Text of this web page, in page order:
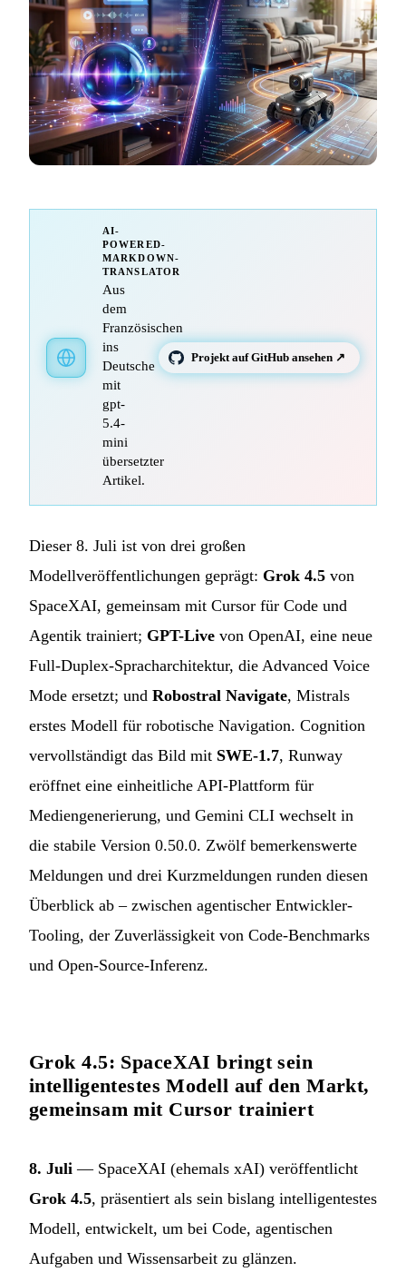
AI-
POWERED-
MARKDOWN-
TRANSLATOR
Aus
dem
Französischen
ins
Deutsche
mit
gpt-
5.4-
mini
übersetzter
Artikel.
Projekt auf GitHub ansehen ↗
Dieser 8. Juli ist von drei großen
Modellveröffentlichungen geprägt: Grok 4.5 von
SpaceXAI, gemeinsam mit Cursor für Code und
Agentik trainiert; GPT-Live von OpenAI, eine neue
Full-Duplex-Spracharchitektur, die Advanced Voice
Mode ersetzt; und Robostral Navigate, Mistrals
erstes Modell für robotische Navigation. Cognition
vervollständigt das Bild mit SWE-1.7, Runway
eröffnet eine einheitliche API-Plattform für
Mediengenerierung, und Gemini CLI wechselt in
die stabile Version 0.50.0. Zwölf bemerkenswerte
Meldungen und drei Kurzmeldungen runden diesen
Überblick ab – zwischen agentischer Entwickler-
Tooling, der Zuverlässigkeit von Code-Benchmarks
und Open-Source-Inferenz.
Grok 4.5: SpaceXAI bringt sein
intelligentestes Modell auf den Markt,
gemeinsam mit Cursor trainiert
8. Juli — SpaceXAI (ehemals xAI) veröffentlicht
Grok 4.5, präsentiert als sein bislang intelligentestes
Modell, entwickelt, um bei Code, agentischen
Aufgaben und Wissensarbeit zu glänzen.